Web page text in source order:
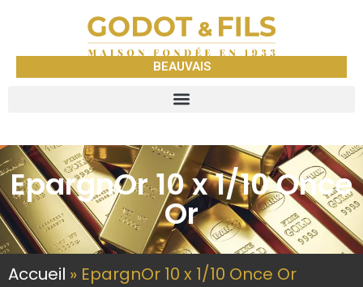
BEAUVAIS
EpargnOr 10 x 1/10 Once
Or
Accueil » EpargnOr 10 x 1/10 Once Or